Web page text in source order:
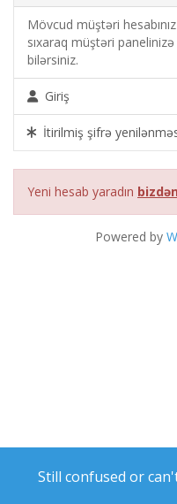
Mövcud müştəri
sıxaraq müştəri panelinizə
bilərsiniz.
Giriş
İtirilmiş şifrə
Yeni hesab yaradın
Powered by
Still confused or